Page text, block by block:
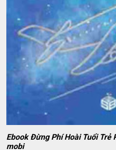
Ebook Đừng Phí Hoài Tuổi Trẻ
mobi